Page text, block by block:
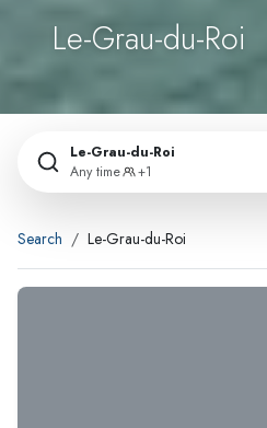
Le-Grau-du-Roi
Le-Grau-du-Roi
Any time
+1
Search Le-Grau-du-Roi